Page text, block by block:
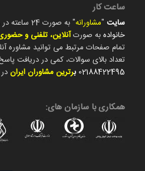
ساعت کار
سایت"مشاورانه" به صورت 24 ساعته در زمینه های
خانوادهبه صورتآنلاین، تلفنی و
تمام صفحات مرتبط می توانید مشاوره
تعداد بالای سوالات، کمی در دریافت
02188422495 برترین مشاوران ایراندر
همکاری با سازمان های: